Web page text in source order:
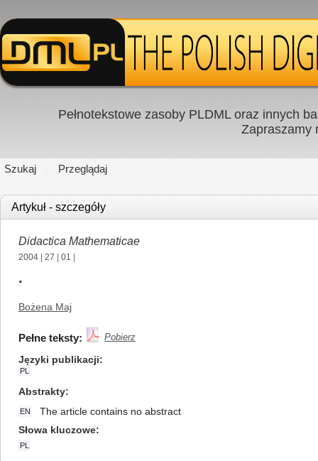
Pełnotekstowe zasoby PLDML oraz innych
Zapraszamy
Szukaj Przeglądaj
Artykuł - szczegóły
Didactica Mathematicae
2004 27 01
.
Bożena Maj
Pełne teksty: Pobierz
Języki publikacji
PL
Abstrakty
EN
The article contains no abstract
Słowa kluczowe
PL